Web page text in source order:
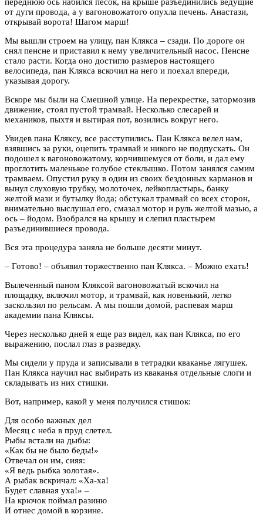
переднюю ось набился песок, на крыше разъединились ведущие
от дуги провода, а у вагоновожатого опухла печень. Анастази,
открывай ворота! Шагом марш!
Мы вышли строем на улицу, пан Клякса – сзади. По дороге он
снял пенсне и приставил к нему увеличительный насос. Пенсне
стало расти. Когда оно достигло размеров настоящего
велосипеда, пан Клякса вскочил на него и поехал впереди,
указывая дорогу.
Вскоре мы были на Смешной улице. На перекрестке, затормозив
движение, стоял пустой трамвай. Несколько слесарей и
механиков, пыхтя и вытирая пот, возились вокруг него.
Увидев пана Кляксу, все расступились. Пан Клякса велел нам,
взявшись за руки, оцепить трамвай и никого не подпускать. Он
подошел к вагоновожатому, корчившемуся от боли, и дал ему
проглотить маленькое голубое стеклышко. Потом занялся самим
трамваем. Опустил руку в один из своих бездонных карманов и
вынул слуховую трубку, молоточек, лейкопластырь, банку
желтой мази и бутылку йода; обстукал трамвай со всех сторон,
внимательно выслушал его, смазал мотор и руль желтой мазью, а
ось – йодом. Взобрался на крышу и слепил пластырем
разъединившиеся провода.
Вся эта процедура заняла не больше десяти минут.
– Готово! – объявил торжественно пан Клякса. – Можно ехать!
Вылеченный паном Кляксой вагоновожатый вскочил на
площадку, включил мотор, и трамвай, как новенький, легко
заскользил по рельсам. А мы пошли домой, распевая марш
академии пана Кляксы.
Через несколько дней я еще раз видел, как пан Клякса, по его
выражению, послал глаз в разведку.
Мы сидели у пруда и записывали в тетрадки кваканье лягушек.
Пан Клякса научил нас выбирать из кваканья отдельные слоги и
складывать из них стишки.
Вот, например, какой у меня получился стишок:
Для особо важных дел
Месяц с неба в пруд слетел.
Рыбы встали на дыбы:
«Как бы не было беды!»
Отвечал он им, сияя:
«Я ведь рыбка золотая».
А рыбак вскричал: «Ха-ха!
Будет славная уха!» –
На крючок поймал разиню
И отнес домой в корзине.